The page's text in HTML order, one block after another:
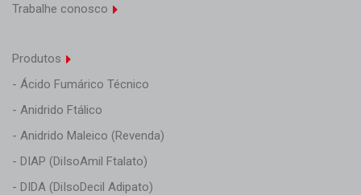
Trabalhe conosco
Produtos
- Ácido Fumárico Técnico
- Anidrido Ftálico
- Anidrido Maleico (Revenda)
- DIAP (DiIsoAmil Ftalato)
- DIDA (DiIsoDecil Adipato)